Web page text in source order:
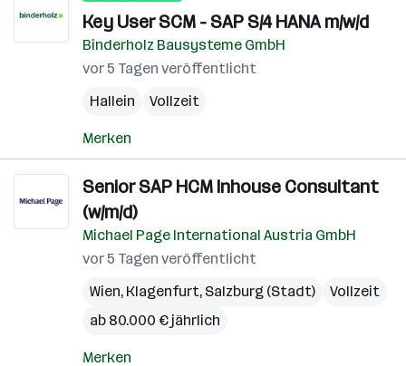
Key User SCM - SAP S/4 HANA m/w/d
Binderholz Bausysteme GmbH
vor 5 Tagen veröffentlicht
Hallein
Vollzeit
Merken
Senior SAP HCM Inhouse Consultant
(w/m/d)
Michael Page International Austria GmbH
vor 5 Tagen veröffentlicht
Wien, Klagenfurt, Salzburg (Stadt)
Vollzeit
ab 80.000 € jährlich
Merken